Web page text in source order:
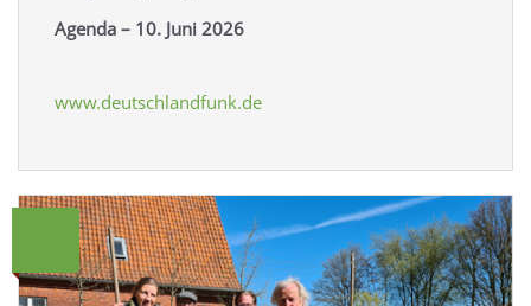
Agenda – 10. Juni 2026
www.deutschlandfunk.de